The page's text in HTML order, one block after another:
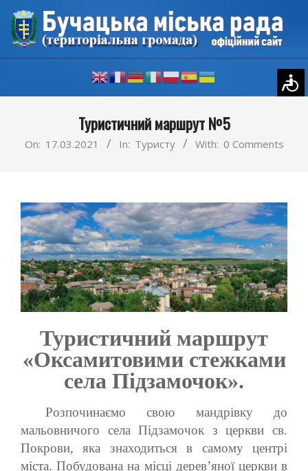
Skip
content
Туристичний маршрут №5
On: 17.03.2021 In: Туристу With: 0 Comments
Туристичний маршрут
«Оксамитовими стежками
села Підзамочок».
Розпочинаємо свою мандрівку до
мальовничого села Підзамочок з церкви св.
Покрови, яка знаходиться в самому центрі
міста. Побудована на місці дерев’яної церкви в